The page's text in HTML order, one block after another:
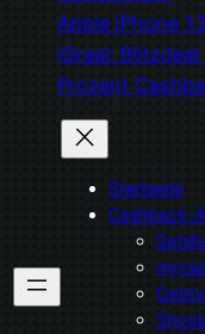
Apple iPhone
iGraal: Blitzdeal
Prozent
Startseite
Cashback-